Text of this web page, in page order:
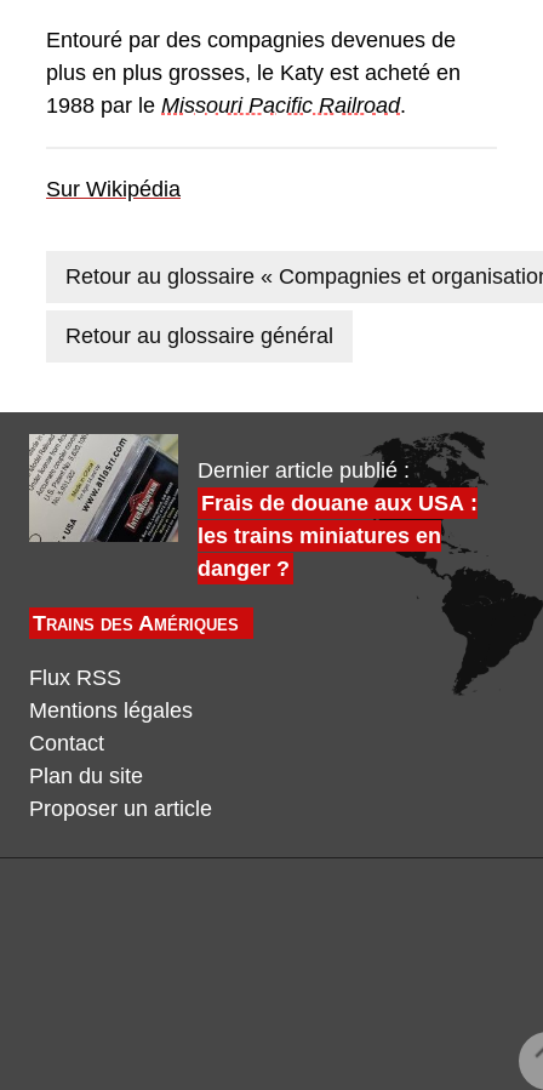
Entouré par des compagnies devenues de
plus en plus grosses, le Katy est acheté en
1988 par le Missouri Pacific Railroad.
Sur Wikipédia
Retour au glossaire « Compagnies et
Retour au glossaire général
Dernier article publié :
Frais de douane aux USA :
les trains miniatures en
danger ?
Trains des Amériques
Flux RSS
Mentions légales
Contact
Plan du site
Proposer un article